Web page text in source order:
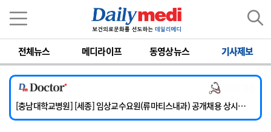
전체뉴스 메디라이프 동영상뉴스 기사제보
[단국대학교병원] 임상전담교원 및 전임의 초빙
[영남대학교의료원] 마취통증의학과 임기제 임상의사 채용
[충남대학교병원] 소아청소년과(소아응급전담) 계약직 의사 공개채용
[충남대학교병원] [세종] 임상교수요원(류마티스내과) 공개채용 상시모집
[이대서울병원] 정형외과 일반의 초빙